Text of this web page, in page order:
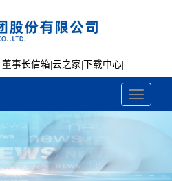
董事长信箱 云之家 下载中心
Toggle